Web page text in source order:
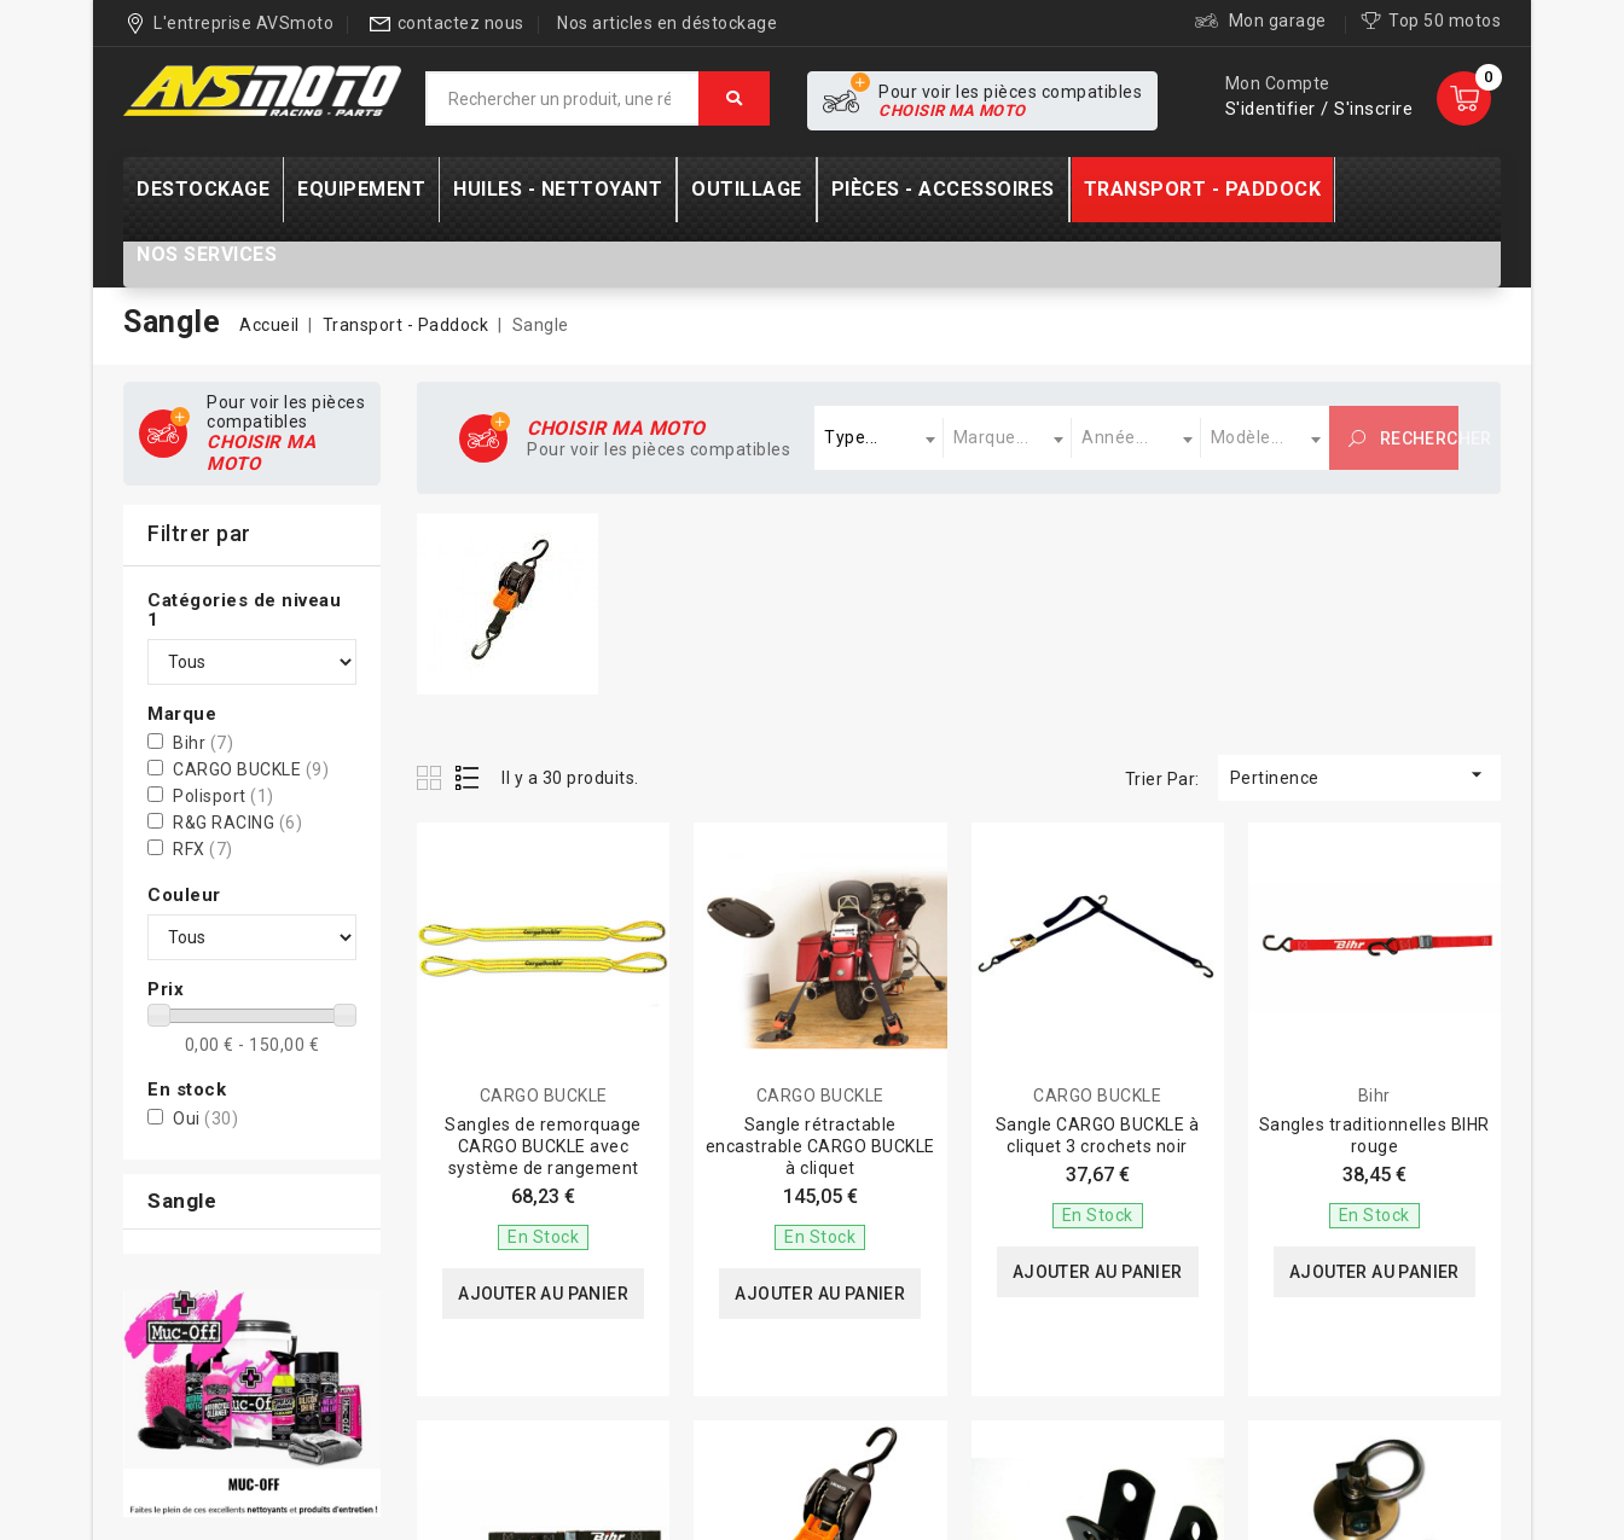
L'entreprise AVSmoto contactez nous Nos articles en déstockage Mon garage Top 50 motos
0
Mon Compte
S'identifier / S'inscrire
Pour voir les pièces compatibles
CHOISIR MA MOTO
DESTOCKAGE EQUIPEMENT HUILES - NETTOYANT OUTILLAGE PIÈCES - ACCESSOIRES TRANSPORT - PADDOCK
NOS SERVICES
Sangle Accueil Transport - Paddock Sangle
Pour voir les pièces
compatibles
CHOISIR MA
MOTO
Filtrer par
Catégories de niveau
1
Marque
Bihr (7)
CARGO BUCKLE (9)
Polisport (1)
R&G RACING (6)
RFX (7)
Couleur
Prix
0,00 € - 150,00 €
En stock
Oui (30)
Sangle
CHOISIR MA MOTO
Pour voir les pièces compatibles
Type...
Marque...
Année...
Modèle...
RECHERCHER
Il y a 30 produits. Trier Par: Pertinence 
CARGO BUCKLE
Sangles de remorquage
CARGO BUCKLE avec
système de rangement
68,23 €
En Stock
AJOUTER AU PANIER
CARGO BUCKLE
Sangle rétractable
encastrable CARGO BUCKLE
à cliquet
145,05 €
En Stock
AJOUTER AU PANIER
CARGO BUCKLE
Sangle CARGO BUCKLE à
cliquet 3 crochets noir
37,67 €
En Stock
AJOUTER AU PANIER
Bihr
Sangles traditionnelles BIHR
rouge
38,45 €
En Stock
AJOUTER AU PANIER